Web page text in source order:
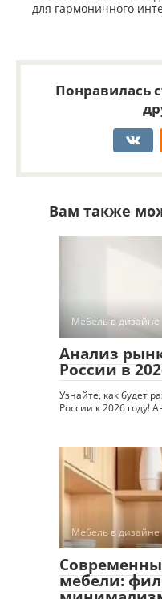
для гармоничного
Понравилась
Вам также
Мебель в дизайне
Анализ
России в
Узнайте, как будет
России к 2026 году!
Мебель в дизайне
мебели: